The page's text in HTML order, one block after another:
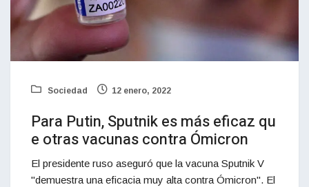
Sociedad 12 enero, 2022
Para Putin, Sputnik es más eficaz qu
e otras vacunas contra Ómicron
El presidente ruso aseguró que la vacuna Sputnik V
"demuestra una eficacia muy alta contra Ómicron". El